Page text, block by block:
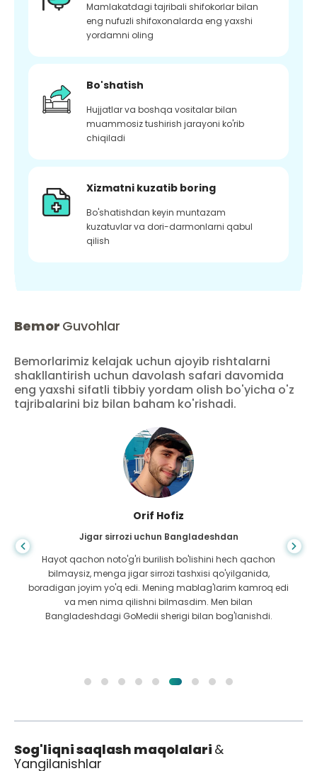
Mamlakatdagi tajribali shifokorlar bilan
eng nufuzli shifoxonalarda eng yaxshi
yordamni oling
Bo'shatish
Hujjatlar va boshqa vositalar bilan
muammosiz tushirish jarayoni ko'rib
chiqiladi
Xizmatni kuzatib boring
Bo'shatishdan keyin muntazam
kuzatuvlar va dori-darmonlarni qabul
qilish
Bemor Guvohlar
Bemorlarimiz kelajak uchun ajoyib rishtalarni
shakllantirish uchun davolash safari davomida
eng yaxshi sifatli tibbiy yordam olish bo'yicha o'z
tajribalarini biz bilan baham ko'rishadi.
Orif Hofiz
Jigar sirrozi uchun Bangladeshdan
Hayot qachon noto'g'ri burilish bo'lishini hech qachon
bilmaysiz, menga jigar sirrozi tashxisi qo'yilganida,
boradigan joyim yo'q edi. Mening mablag'larim kamroq edi
va men nima qilishni bilmasdim. Men bilan
Bangladeshdagi GoMedii sherigi bilan bog'lanishdi.
Sog'liqni saqlash maqolalari &
Yangilanishlar